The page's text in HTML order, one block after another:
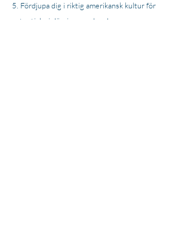
Fördjupa dig i riktig amerikansk kultur för
autentiska inlärningsupplevelser.